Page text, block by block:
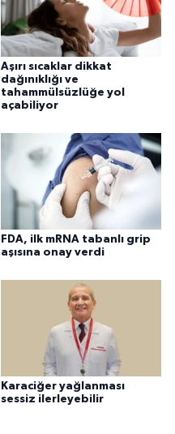
Aşırı sıcaklar dikkat
dağınıklığı ve
tahammülsüzlüğe yol
açabiliyor
FDA, ilk mRNA tabanlı grip
aşısına onay verdi
Karaciğer yağlanması
sessiz ilerleyebilir